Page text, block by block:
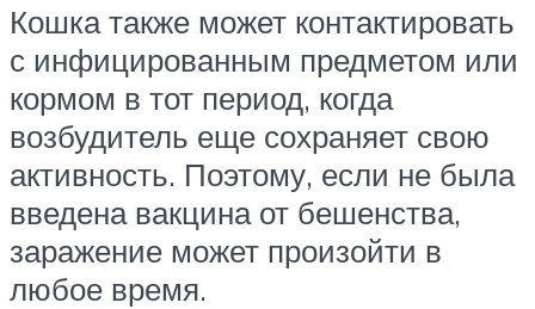
Кошка также может контактировать
с инфицированным предметом или
кормом в тот период, когда
возбудитель еще сохраняет свою
активность. Поэтому, если не была
введена вакцина от бешенства,
заражение может произойти в
любое время.